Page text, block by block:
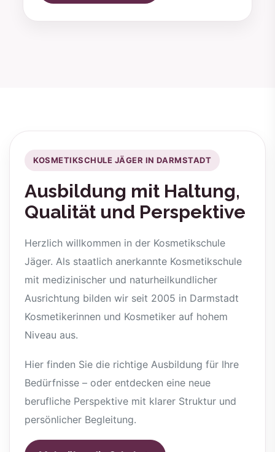
KOSMETIKSCHULE JÄGER IN DARMSTADT
Ausbildung mit Haltung,
Qualität und Perspektive
Herzlich willkommen in der Kosmetikschule
Jäger. Als staatlich anerkannte Kosmetikschule
mit medizinischer und naturheilkundlicher
Ausrichtung bilden wir seit 2005 in Darmstadt
Kosmetikerinnen und Kosmetiker auf hohem
Niveau aus.
Hier finden Sie die richtige Ausbildung für Ihre
Bedürfnisse – oder entdecken eine neue
berufliche Perspektive mit klarer Struktur und
persönlicher Begleitung.